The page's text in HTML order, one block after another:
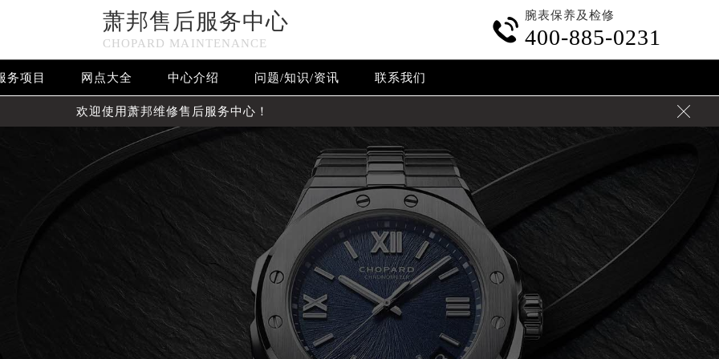
萧邦售后服务中心
CHOPARD MAINTENANCE

腕表保养及检修
400-885-0231
务项目 网点大全 中心介绍 问题/知识/资讯 联系我们
欢迎使用萧邦维修售后服务中心！ 